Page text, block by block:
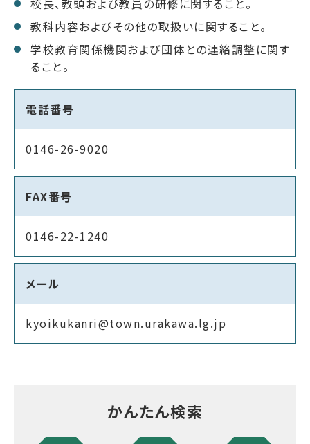
校長、教頭および教員の研修に関すること。
教科内容およびその他の取扱いに関すること。
学校教育関係機関および団体との連絡調整に関す
ること。
電話番号
0146-26-9020
FAX番号
0146-22-1240
メール
kyoikukanri@town.urakawa.lg.jp
かんたん検索